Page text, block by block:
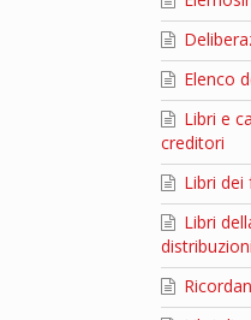
Elenco
Libri e
creditori
Libri dei
Libri
distribuzioni